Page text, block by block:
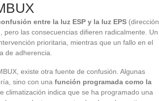
entre la luz ESP y la luz EPS (dirección
las consecuencias difieren radicalmente. Un
prioritaria, mientras que un fallo en el
de adherencia.
existe otra fuente de confusión. Algunas
sino con una función programada como la
climatización indica que se ha programado una